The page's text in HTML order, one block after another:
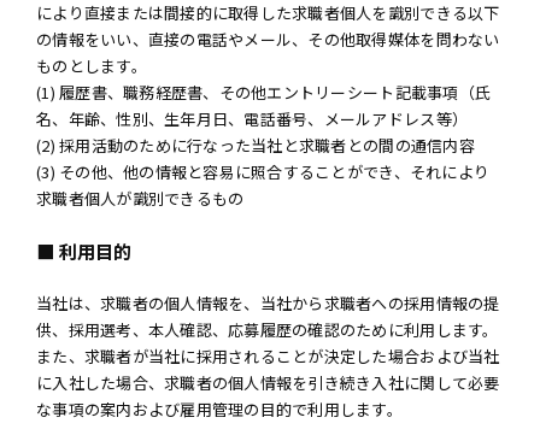
により直接または間接的に取得した求職者個人を識別できる以下
の情報をいい、直接の電話やメール、その他取得媒体を問わない
ものとします。
(1) 履歴書、職務経歴書、その他エントリーシート記載事項（氏
名、年齢、性別、生年月日、電話番号、メールアドレス等）
(2) 採用活動のために行なった当社と求職者との間の通信内容
(3) その他、他の情報と容易に照合することができ、それにより
求職者個人が識別できるもの
■ 利用目的
当社は、求職者の個人情報を、当社から求職者への採用情報の提
供、採用選考、本人確認、応募履歴の確認のために利用します。
また、求職者が当社に採用されることが決定した場合および当社
に入社した場合、求職者の個人情報を引き続き入社に関して必要
な事項の案内および雇用管理の目的で利用します。